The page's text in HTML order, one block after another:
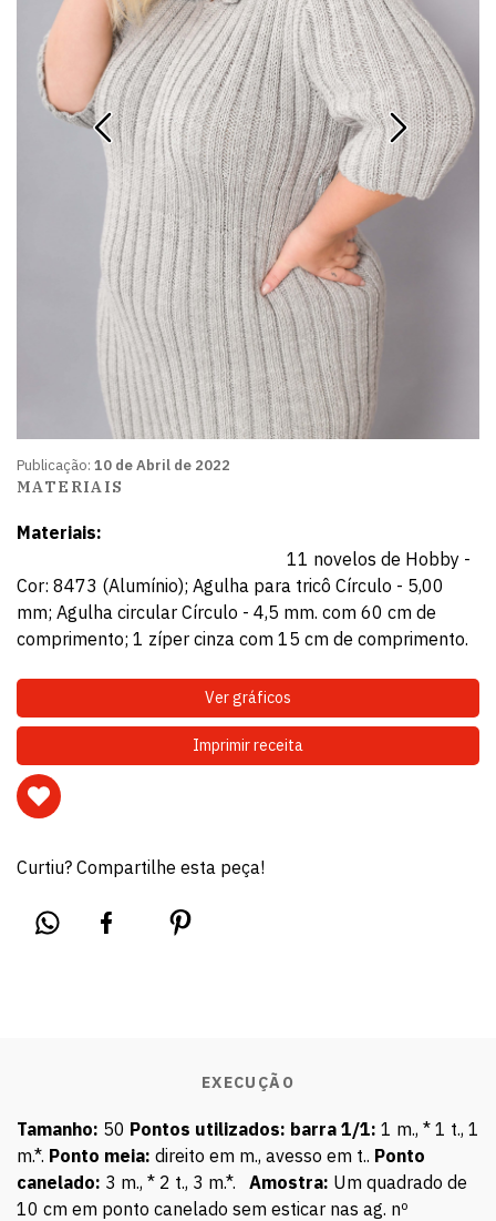
Publicação: 10 de Abril de 2022
MATERIAIS
Materiais:
11 novelos de Hobby -
Cor: 8473 (Alumínio); Agulha para tricô Círculo - 5,00
mm; Agulha circular Círculo - 4,5 mm. com 60 cm de
comprimento; 1 zíper cinza com 15 cm de comprimento.
Ver gráficos
Imprimir receita
Curtiu? Compartilhe esta peça!
EXECUÇÃO
Tamanho: 50 Pontos utilizados: barra 1/1: 1 m., * 1 t., 1
m.*. Ponto meia: direito em m., avesso em t.. Ponto
canelado: 3 m., * 2 t., 3 m.*. Amostra: Um quadrado de
10 cm em ponto canelado sem esticar nas ag. nº